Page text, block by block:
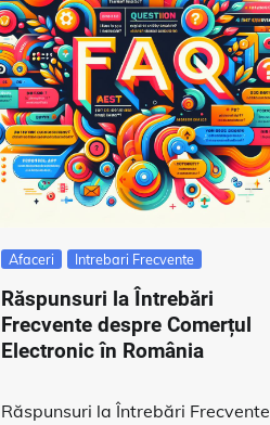
Afaceri Intrebari Frecvente
Răspunsuri la Întrebări
Frecvente despre Comerțul
Electronic în România
Răspunsuri la Întrebări Frecvente